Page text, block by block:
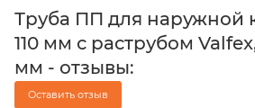
Труба ПП для наружной
110 мм с раструбом
мм - отзывы:
Оставить отзыв